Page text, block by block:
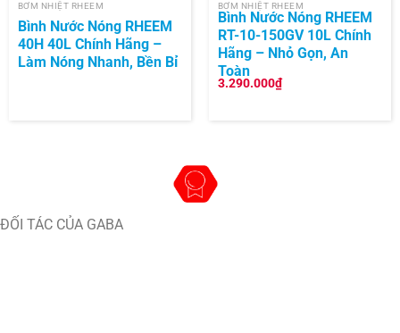
BƠM NHIỆT RHEEM
Bình Nước Nóng RHEEM
40H 40L Chính Hãng –
Làm Nóng Nhanh, Bền Bỉ
BƠM NHIỆT RHEEM
Bình Nước Nóng RHEEM
RT-10-150GV 10L Chính
Hãng – Nhỏ Gọn, An
Toàn
3.290.000₫
ĐỐI TÁC CỦA GABA